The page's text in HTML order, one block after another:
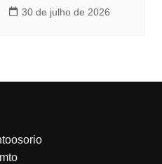
30 de julho de 2026